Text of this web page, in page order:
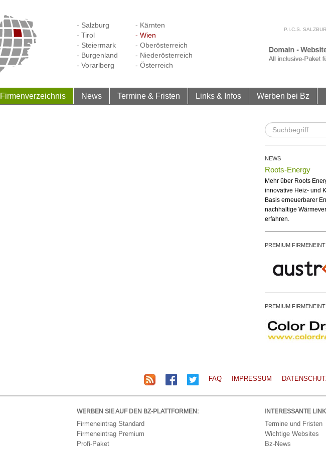
- Salzburg
- Tirol
- Steiermark
- Burgenland
- Vorarlberg
- Kärnten
- Wien
- Oberösterreich
- Niederösterreich
- Österreich
P.I.C.S.
Firmenverzeichnis News Termine & Fristen Links & Infos Werben bei Bz
NEWS
Roots-Energy
Mehr über Roots
innovative Heiz- und
Basis erneuerbarer
nachhaltige
erfahren.
PREMIUM
PREMIUM
FAQ IMPRESSUM
WERBEN SIE AUF DEN BZ-PLATTFORMEN:
Firmeneintrag Standard
Firmeneintrag Premium
Profi-Paket
INTERESSANTE
Termine und Fristen
Wichtige Websites
Bz-News